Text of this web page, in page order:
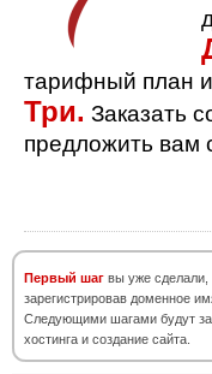
тарифный план
Три. Заказать
предложить вам
Первый шаг вы уже сделали,
зарегистрировав доменное
Следующими шагами будут
хостинга и создание сайта.